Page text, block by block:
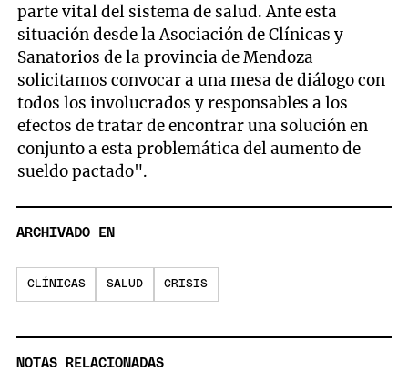
parte vital del sistema de salud. Ante esta
situación desde la Asociación de Clínicas y
Sanatorios de la provincia de Mendoza
solicitamos convocar a una mesa de diálogo con
todos los involucrados y responsables a los
efectos de tratar de encontrar una solución en
conjunto a esta problemática del aumento de
sueldo pactado".
ARCHIVADO EN
CLÍNICAS SALUD CRISIS
NOTAS RELACIONADAS